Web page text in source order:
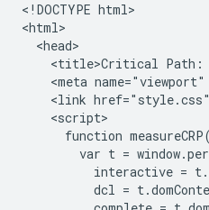
<!DOCTYPE html>
<html>
  <head>
<title>Critical Path:
<meta
<link
    <script>
function
var t =
interactive =
dcl =